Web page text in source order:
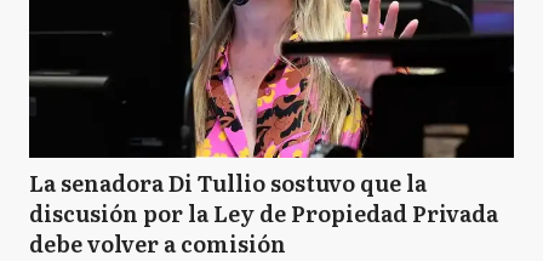
La senadora Di Tullio sostuvo que la
discusión por la Ley de Propiedad Privada
debe volver a comisión